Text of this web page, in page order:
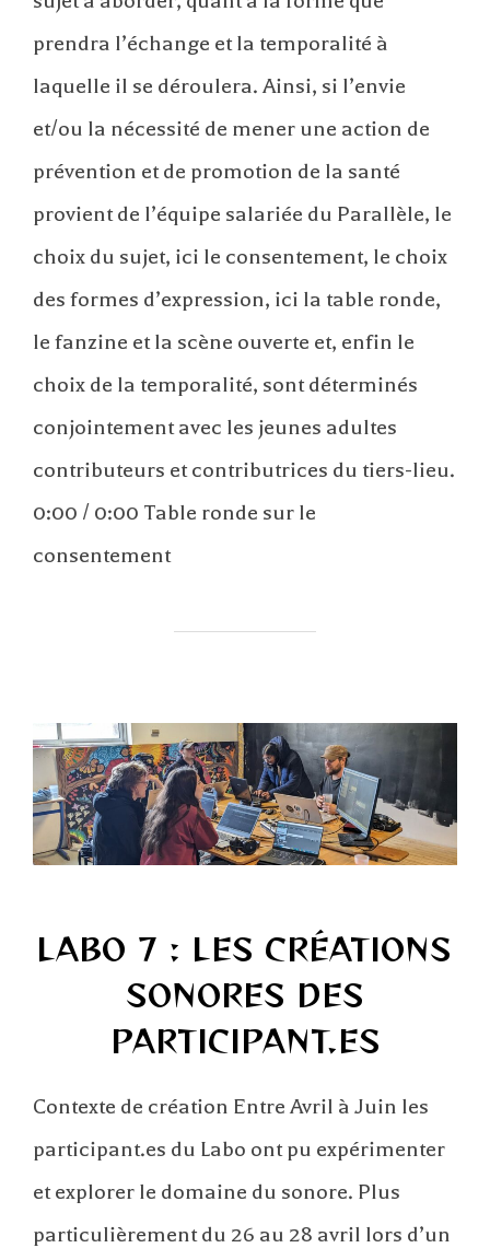
prendra l’échange et la temporalité à
laquelle il se déroulera. Ainsi, si l’envie
et/ou la nécessité de mener une action de
prévention et de promotion de la santé
provient de l’équipe salariée du Parallèle, le
choix du sujet, ici le consentement, le choix
des formes d’expression, ici la table ronde,
le fanzine et la scène ouverte et, enfin le
choix de la temporalité, sont déterminés
conjointement avec les jeunes adultes
contributeurs et contributrices du tiers-lieu.
0:00 / 0:00 Table ronde sur le
consentement
LABO 7 : LES CRÉATIONS
SONORES DES
PARTICIPANT.ES
Contexte de création Entre Avril à Juin les
participant.es du Labo ont pu expérimenter
et explorer le domaine du sonore. Plus
particulièrement du 26 au 28 avril lors d’un